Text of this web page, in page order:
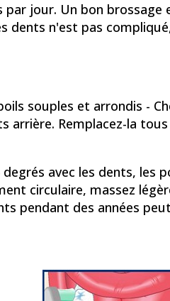
jour. Un bon brossage
dents n'est pas
souples et arrondis -
arrière. Remplacez-la
avec les dents, les
circulaire, massez
pendant des années